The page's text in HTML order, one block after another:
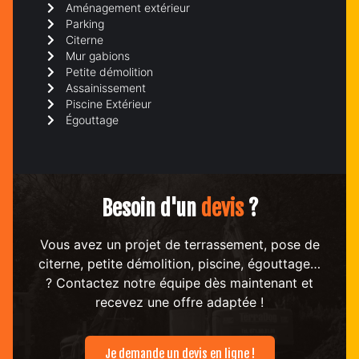
Aménagement extérieur
Parking
Citerne
Mur gabions
Petite démolition
Assainissement
Piscine Extérieur
Égouttage
Besoin d'un devis?
Vous avez un projet de terrassement, pose de
citerne, petite démolition, piscine, égouttage…
? Contactez notre équipe dès maintenant et
recevez une offre adaptée !
Je demande un devis en ligne !